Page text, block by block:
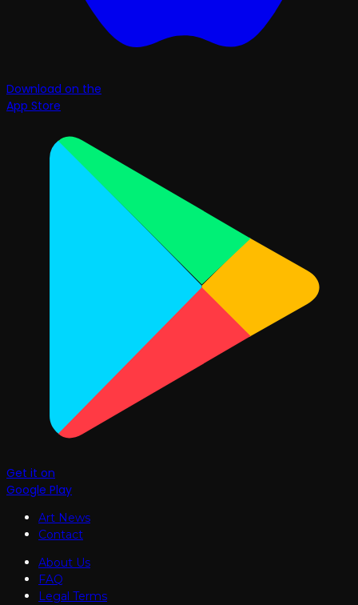
Download on the
App Store
Get it on
Google Play
Art News
Contact
About Us
FAQ
Legal Terms